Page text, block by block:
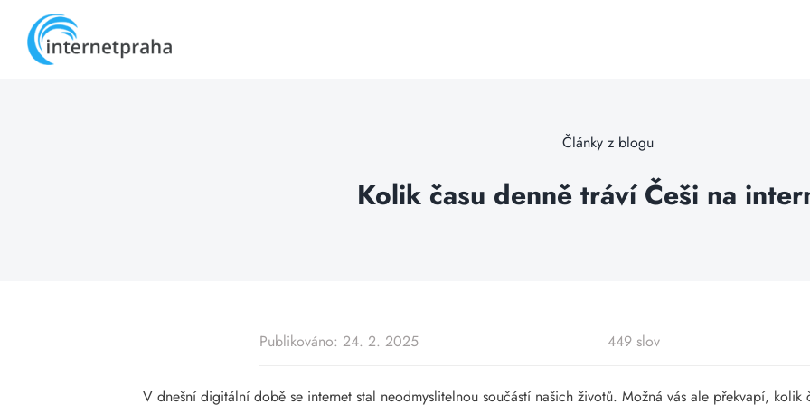
content
Články z blogu
Kolik času denně tráví Češi na
Publikováno: 24. 2. 2025 449 slov
V dnešní digitální době se internet stal neodmyslitelnou součástí našich životů. Možná vás ale překvapí, kolik